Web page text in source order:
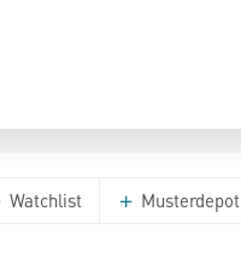
Watchlist Musterdepot